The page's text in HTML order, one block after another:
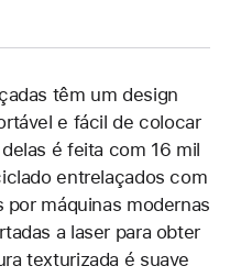
têm um design
e fácil de colocar
é feita com 16 mil
entrelaçados com
máquinas modernas
a laser para obter
texturizada é suave